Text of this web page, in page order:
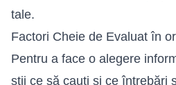
tale.
Factori Cheie de Evaluat în
Pentru a face o alegere
știi ce să cauți și ce întrebări